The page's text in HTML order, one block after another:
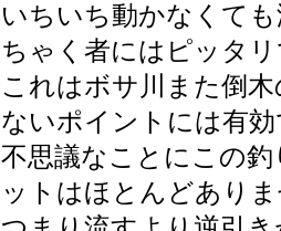
いちいち動かなくて
ちゃく者にはピッタ
これはボサ川また倒
ないポイントには有
不思議なことにこの
ットはほとんどあり